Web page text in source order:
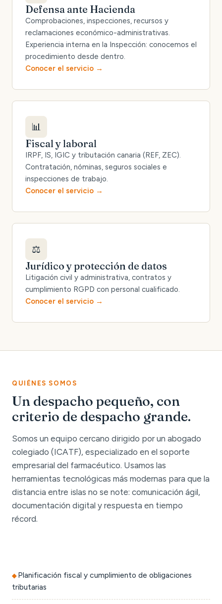
Defensa ante Hacienda
Comprobaciones, inspecciones, recursos y
reclamaciones económico-administrativas.
Experiencia interna en la Inspección: conocemos el
procedimiento desde dentro.
Conocer el servicio
📊
Fiscal y laboral
IRPF, IS, IGIC y tributación canaria (REF, ZEC).
Contratación, nóminas, seguros sociales e
inspecciones de trabajo.
Conocer el servicio
⚖️
Jurídico y protección de datos
Litigación civil y administrativa, contratos y
cumplimiento RGPD con personal cualificado.
Conocer el servicio
QUIÉNES SOMOS
Un despacho pequeño, con
criterio de despacho grande.
Somos un equipo cercano dirigido por un abogado
colegiado (ICATF), especializado en el soporte
empresarial del farmacéutico. Usamos las
herramientas tecnológicas más modernas para que la
distancia entre islas no se note: comunicación ágil,
documentación digital y respuesta en tiempo
récord.
Planificación fiscal y cumplimiento de obligaciones
tributarias